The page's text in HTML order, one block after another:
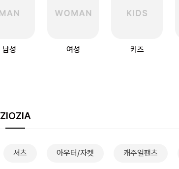
남성 여성 키즈
ZIOZIA
셔츠 아우터/자켓 캐주얼팬츠